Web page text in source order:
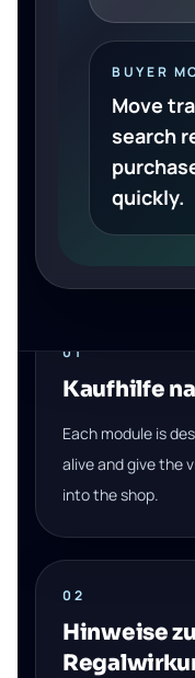
BUYER
Move
search
quickly.
01
Kaufhilfe
Each module is
alive and give the
into the shop.
02
Hinweise